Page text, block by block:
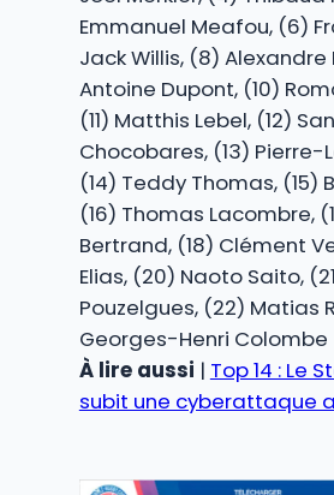
Emmanuel Meafou, (6)
Jack Willis, (8)
Antoine Dupont, (10)
(11) Matthis Lebel, (12)
Chocobares, (13) Pierre-
(14) Teddy Thomas, (15)
(16) Thomas Lacombre,
Bertrand, (18) Clément
Elias, (20) Naoto Saito,
Pouzelgues, (22) Matias
Georges-Henri Colombe
À lire aussi | Top 14 : Le
subit une cyberattaque